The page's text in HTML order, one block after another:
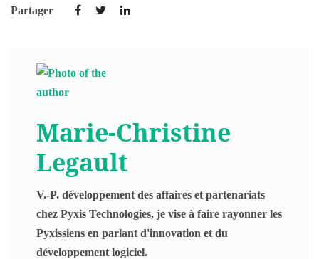
Partager
Marie-Christine
Legault
V.-P. développement des affaires et partenariats
chez Pyxis Technologies, je vise à faire rayonner les
Pyxissiens en parlant d'innovation et du
développement logiciel.